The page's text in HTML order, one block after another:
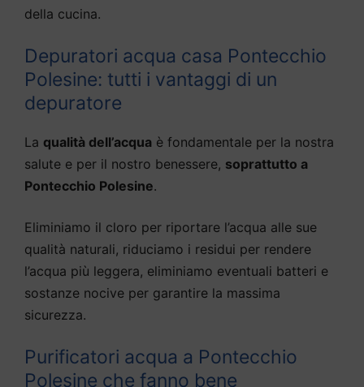
della cucina.
Depuratori acqua casa Pontecchio
Polesine: tutti i vantaggi di un
depuratore
La qualità dell’acqua è fondamentale per la nostra
salute e per il nostro benessere, soprattutto a
Pontecchio Polesine.
Eliminiamo il cloro per riportare l’acqua alle sue
qualità naturali, riduciamo i residui per rendere
l’acqua più leggera, eliminiamo eventuali batteri e
sostanze nocive per garantire la massima
sicurezza.
Purificatori acqua a Pontecchio
Polesine che fanno bene